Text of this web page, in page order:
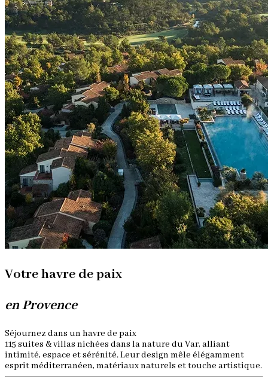
Votre havre de paix
en Provence
Séjournez dans un havre de paix
115 suites & villas nichées dans la nature du Var, alliant
intimité, espace et sérénité. Leur design mêle élégamment
esprit méditerranéen, matériaux naturels et touche artistique.